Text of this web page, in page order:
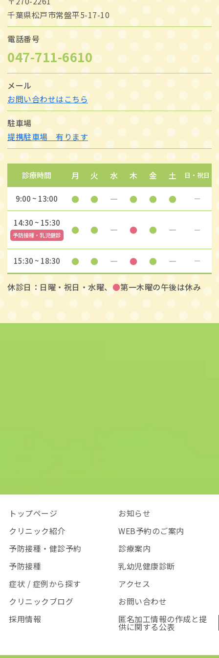
千葉県松戸市常盤平5-17-10
電話番号
047-711-6610
メール
お問い合わせはこちら
駐車場
提携駐車場 有ります
診療時間 月 火 水 木 金 土 日・祝日
9:00 ~ 13:00 ● ● ― ● ● ● ―
14:30 ~ 15:30
予防接種・乳児健診 ● ● ― ● ● ― ―
15:30 ~ 18:30 ● ● ― ● ● ― ―
休診日：日曜・祝日・水曜、 ●第一木曜の午後は休み
トップページ
お知らせ
クリニック紹介
WEB予約のご案内
予防接種・健診予約
診療案内
予防接種
乳幼児健康診断
症状 / 症例から探す
アクセス
クリニックブログ
お問い合わせ
採用情報
匿名加工情報の作成と提
供に関する公表